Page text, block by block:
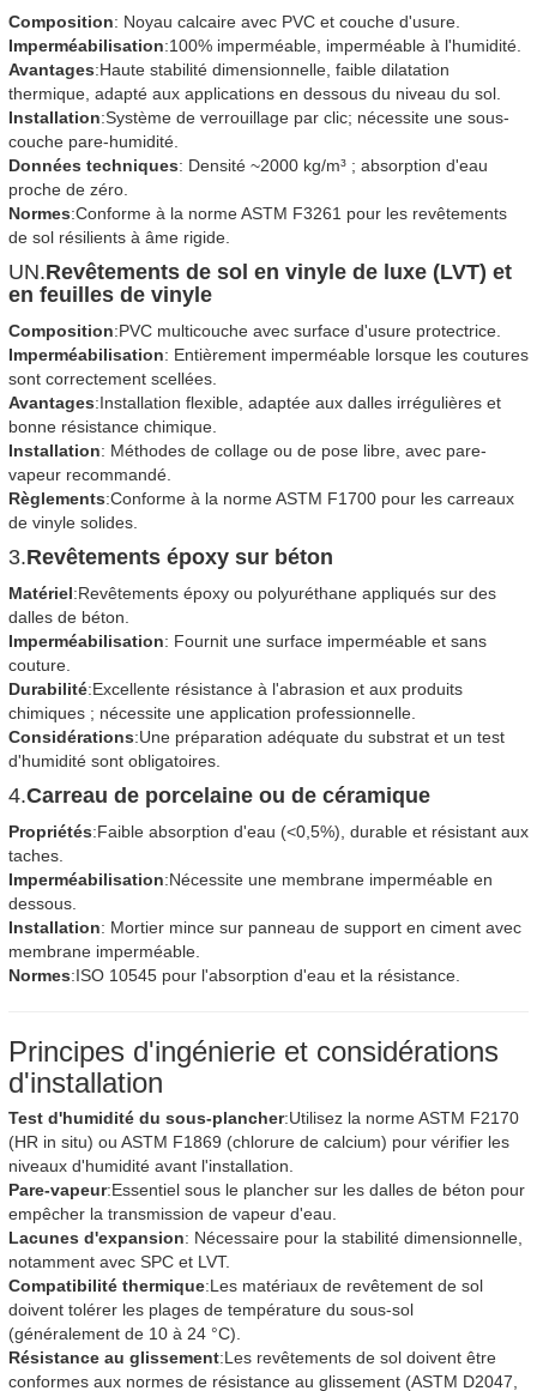
Composition: Noyau calcaire avec PVC et couche d'usure.
Imperméabilisation:100% imperméable, imperméable à l'humidité.
Avantages:Haute stabilité dimensionnelle, faible dilatation
thermique, adapté aux applications en dessous du niveau du sol.
Installation:Système de verrouillage par clic; nécessite une sous-
couche pare-humidité.
Données techniques: Densité ~2000 kg/m³ ; absorption d'eau
proche de zéro.
Normes:Conforme à la norme ASTM F3261 pour les revêtements
de sol résilients à âme rigide.
UN.Revêtements de sol en vinyle de luxe (LVT) et
en feuilles de vinyle
Composition:PVC multicouche avec surface d'usure protectrice.
Imperméabilisation: Entièrement imperméable lorsque les coutures
sont correctement scellées.
Avantages:Installation flexible, adaptée aux dalles irrégulières et
bonne résistance chimique.
Installation: Méthodes de collage ou de pose libre, avec pare-
vapeur recommandé.
Règlements:Conforme à la norme ASTM F1700 pour les carreaux
de vinyle solides.
3.Revêtements époxy sur béton
Matériel:Revêtements époxy ou polyuréthane appliqués sur des
dalles de béton.
Imperméabilisation: Fournit une surface imperméable et sans
couture.
Durabilité:Excellente résistance à l'abrasion et aux produits
chimiques ; nécessite une application professionnelle.
Considérations:Une préparation adéquate du substrat et un test
d'humidité sont obligatoires.
4.Carreau de porcelaine ou de céramique
Propriétés:Faible absorption d'eau (<0,5%), durable et résistant aux
taches.
Imperméabilisation:Nécessite une membrane imperméable en
dessous.
Installation: Mortier mince sur panneau de support en ciment avec
membrane imperméable.
Normes:ISO 10545 pour l'absorption d'eau et la résistance.
Principes d'ingénierie et considérations
d'installation
Test d'humidité du sous-plancher:Utilisez la norme ASTM F2170
(HR in situ) ou ASTM F1869 (chlorure de calcium) pour vérifier les
niveaux d'humidité avant l'installation.
Pare-vapeur:Essentiel sous le plancher sur les dalles de béton pour
empêcher la transmission de vapeur d'eau.
Lacunes d'expansion: Nécessaire pour la stabilité dimensionnelle,
notamment avec SPC et LVT.
Compatibilité thermique:Les matériaux de revêtement de sol
doivent tolérer les plages de température du sous-sol
(généralement de 10 à 24 °C).
Résistance au glissement:Les revêtements de sol doivent être
conformes aux normes de résistance au glissement (ASTM D2047,